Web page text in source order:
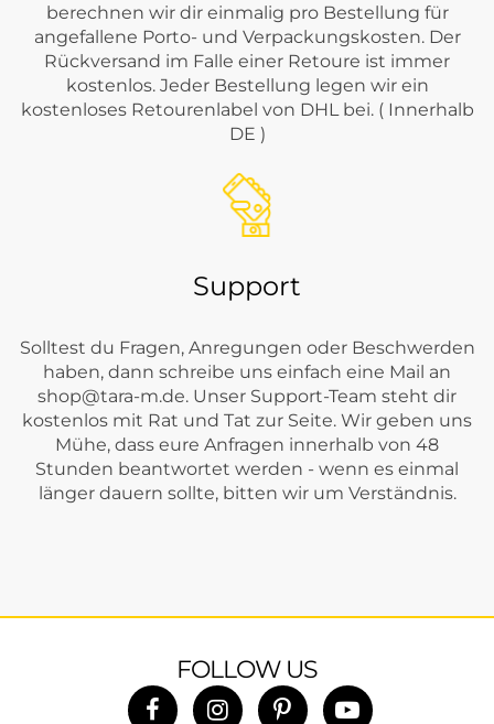
berechnen wir dir einmalig pro Bestellung für
angefallene Porto- und Verpackungskosten. Der
Rückversand im Falle einer Retoure ist immer
kostenlos. Jeder Bestellung legen wir ein
kostenloses Retourenlabel von DHL bei. ( Innerhalb
DE )
Support
Solltest du Fragen, Anregungen oder Beschwerden
haben, dann schreibe uns einfach eine Mail an
shop@tara-m.de. Unser Support-Team steht dir
kostenlos mit Rat und Tat zur Seite. Wir geben uns
Mühe, dass eure Anfragen innerhalb von 48
Stunden beantwortet werden - wenn es einmal
länger dauern sollte, bitten wir um Verständnis.
FOLLOW US